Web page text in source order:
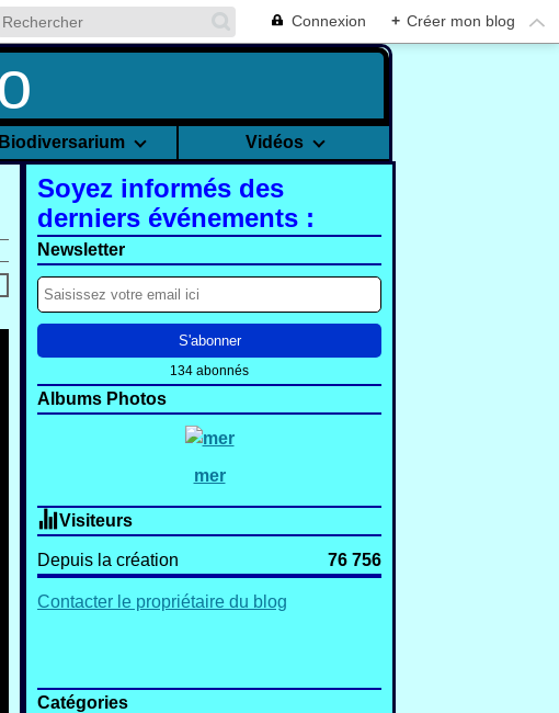
Connexion + Créer mon blog
Biodiversarium Vidéos
Soyez informés des
derniers événements :
Newsletter
134 abonnés
Albums Photos
mer
Visiteurs
Depuis la création 76 756
Contacter le propriétaire du blog
Catégories